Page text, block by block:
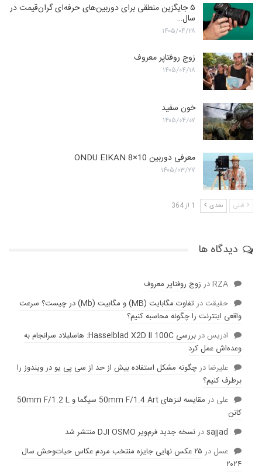
۵ جایگزین منطقی برای دوربین‌های حرفه‌ای گران‌قیمت در
سال…
۱۴۰۵/۰۴/۲۸
زوج روفتاپر معروف
۱۴۰۵/۰۴/۱۸
خون سفید
۱۴۰۵/۰۴/۰۷
معرفی دوربین ONDU EIKAN 8×10
۱۴۰۵/۰۳/۲۷
قبلی بعدی 1 از 364
دیدگاه ها
RZAدر زوج روفتاپر معروف
حقیقت در
تفاوت مگابایت (MB) و مگابیت (Mb) در چیست؟ سرعت
واقعی اینترنت را چگونه محاسبه کنیم؟
ادریس در
بررسی Hasselblad X2D II 100C: هاسلبلاد سرانجام به
وعده‌‌اش عمل کرد
عليرضادرچگونه مشکل استفاده بیش از حد از سی پی یو در ویندوز را
برطرف کنیم؟
علی در
مقایسه لنز‌های 50mm F/1.4 Art سیگما و 50mm F/1.2 L
کانن
sajjadدرنسخه جدید فرم‌ویر DJI OSMO منتشر شد
عسل در
۲۵ عکس نهایی جایزه منتخب مردم عکاس حیات‌وحش سال
۲۰۲۴